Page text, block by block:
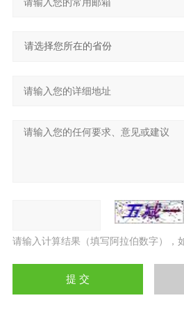
请输入计算结果（填写阿拉伯数字），